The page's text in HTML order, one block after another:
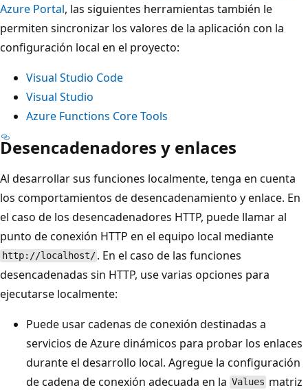
Azure Portal, las siguientes herramientas también le
permiten sincronizar los valores de la aplicación con la
configuración local en el proyecto:
Visual Studio Code
Visual Studio
Azure Functions Core Tools
Desencadenadores y enlaces
Al desarrollar sus funciones localmente, tenga en cuenta
los comportamientos de desencadenamiento y enlace. En
el caso de los desencadenadores HTTP, puede llamar al
punto de conexión HTTP en el equipo local mediante
http://localhost/ . En el caso de las funciones
desencadenadas sin HTTP, use varias opciones para
ejecutarse localmente:
Puede usar cadenas de conexión destinadas a
servicios de Azure dinámicos para probar los enlaces
durante el desarrollo local. Agregue la configuración
de cadena de conexión adecuada en la Values matriz